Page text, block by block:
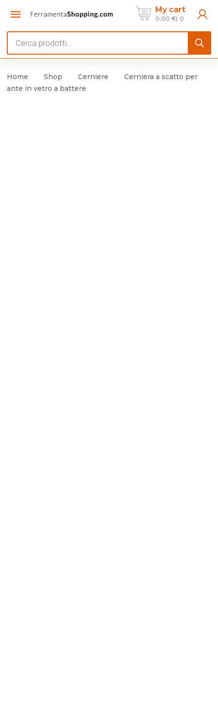
My cart
0,00 € 0
search
Home Shop Cerniere
Cerniera a scatto per
ante in vetro a battere